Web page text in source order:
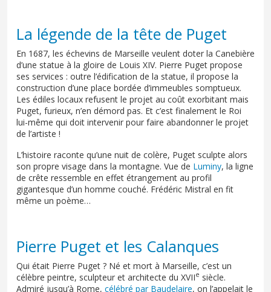
La légende de la tête de Puget
En 1687, les échevins de Marseille veulent doter la Canebière
d’une statue à la gloire de Louis XIV. Pierre Puget propose
ses services : outre l’édification de la statue, il propose la
construction d’une place bordée d’immeubles somptueux.
Les édiles locaux refusent le projet au coût exorbitant mais
Puget, furieux, n’en démord pas. Et c’est finalement le Roi
lui-même qui doit intervenir pour faire abandonner le projet
de l’artiste !
L’histoire raconte qu’une nuit de colère, Puget sculpte alors
son propre visage dans la montagne. Vue de Luminy, la ligne
de crête ressemble en effet étrangement au profil
gigantesque d’un homme couché. Frédéric Mistral en fit
même un poème…
Pierre Puget et les Calanques
Qui était Pierre Puget ? Né et mort à Marseille, c’est un
célèbre peintre, sculpteur et architecte du XVIIe siècle.
Admiré jusqu’à Rome, célébré par Baudelaire, on l’appelait le